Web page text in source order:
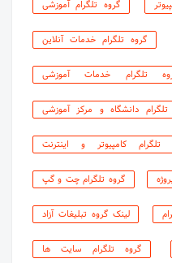
گروه تلگرام آموزشی
گروه تلگرام خدمات آنلاین
تلگرام خدمات آموزشی
تلگرام دانشگاه و مرکز آموزشی
تلگرام کامپیوتر و اینترنت
گروه تلگرام چت و گپ
لینک گروه تبلیغات آزاد
گروه تلگرام سایت ها